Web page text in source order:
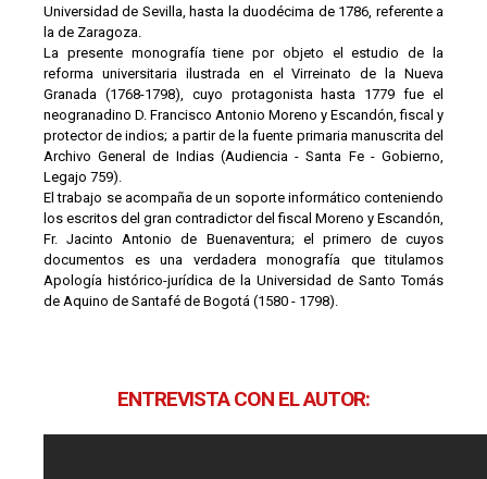
Universidad de Sevilla, hasta la duodécima de 1786, referente a
la de Zaragoza.
La presente monografía tiene por objeto el estudio de la
reforma universitaria ilustrada en el Virreinato de la Nueva
Granada (1768-1798), cuyo protagonista hasta 1779 fue el
neogranadino D. Francisco Antonio Moreno y Escandón, fiscal y
protector de indios; a partir de la fuente primaria manuscrita del
Archivo General de Indias (Audiencia - Santa Fe - Gobierno,
Legajo 759).
El trabajo se acompaña de un soporte informático conteniendo
los escritos del gran contradictor del fiscal Moreno y Escandón,
Fr. Jacinto Antonio de Buenaventura; el primero de cuyos
documentos es una verdadera monografía que titulamos
Apología histórico-jurídica de la Universidad de Santo Tomás
de Aquino de Santafé de Bogotá (1580 - 1798).
ENTREVISTA CON EL AUTOR: